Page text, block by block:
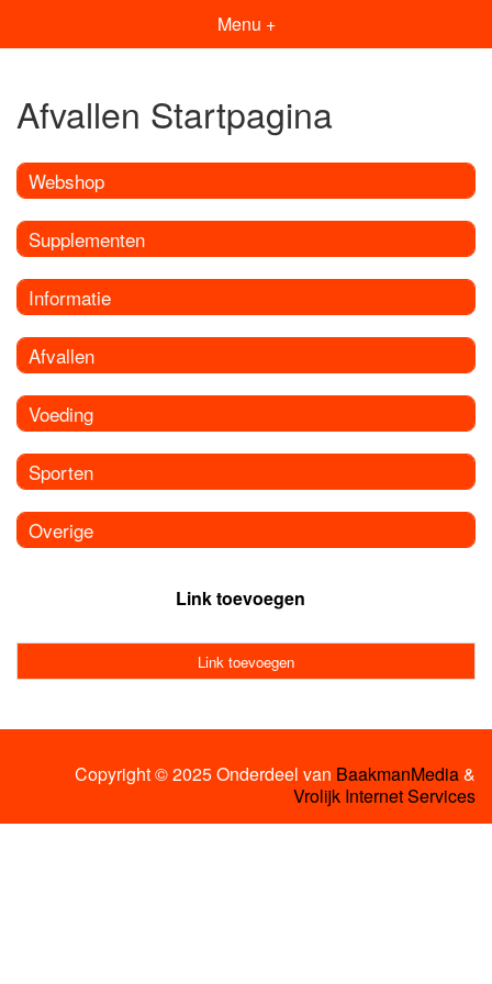
Menu +
Afvallen Startpagina
Webshop
Supplementen
Informatie
Afvallen
Voeding
Sporten
Overige
Link toevoegen
Link toevoegen
Copyright © 2025 Onderdeel van BaakmanMedia&
Vrolijk Internet Services